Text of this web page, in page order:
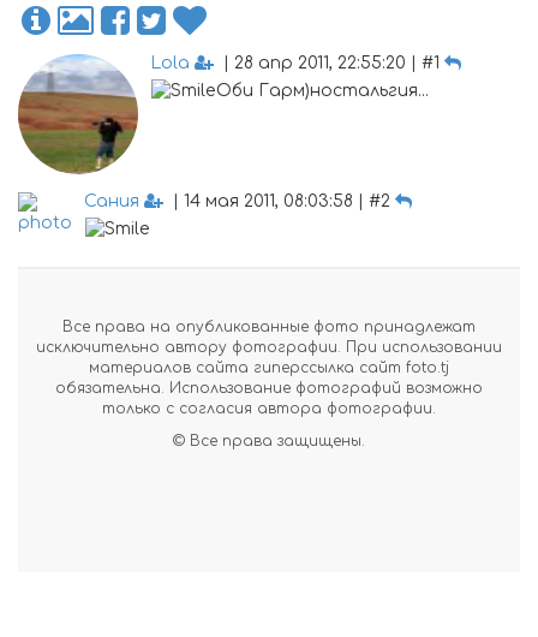
Lola
| 28 апр 2011, 22:55:20 | #1
Оби Гарм)ностальгия...
Сания | 14 мая 2011, 08:03:58 | #2
Все права на опубликованные фото принадлежат
исключительно автору фотографии. При использовании
материалов сайта гиперссылка сайт foto.tj
обязательна. Использование фотографий возможно
только с согласия автора фотографии.
© Все права защищены.